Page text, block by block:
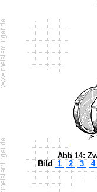
Abb 14:
Bild
1 2 3 4